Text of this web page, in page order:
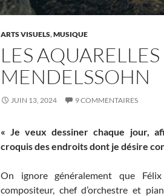
ARTS VISUELS,MUSIQUE
LES
MENDELSSOHN
JUIN 13, 2024 9 COMMENTAIRES
« Je veux dessiner chaque jour,
croquis des endroits dont je désire
On ignore généralement que
compositeur, chef d’orchestre et